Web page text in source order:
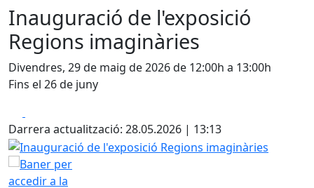
Inauguració de l'exposició
Regions imaginàries
Divendres, 29 de maig de 2026 de 12:00h a 13:00h
Fins el 26 de juny
Darrera actualització: 28.05.2026 | 13:13
Inauguració de l'exposició Regions imaginàries